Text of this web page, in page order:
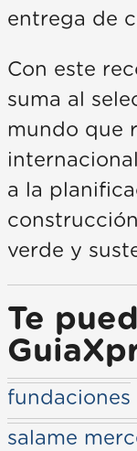
entrega de
Con este
suma al
mundo que
a la
verde y
Te
fundaciones
salame